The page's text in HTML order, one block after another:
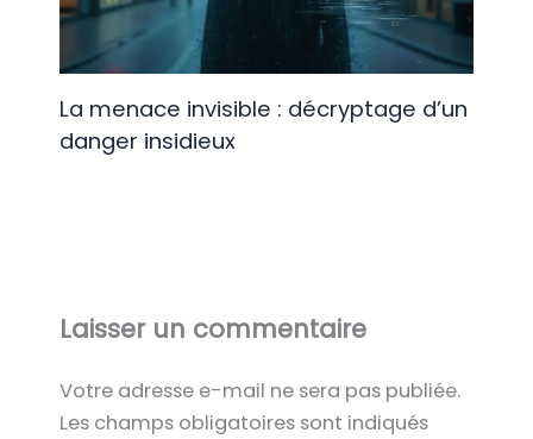
La menace invisible : décryptage d’un
danger insidieux
Laisser un commentaire
Votre adresse e-mail ne sera pas publiée.
Les champs obligatoires sont indiqués